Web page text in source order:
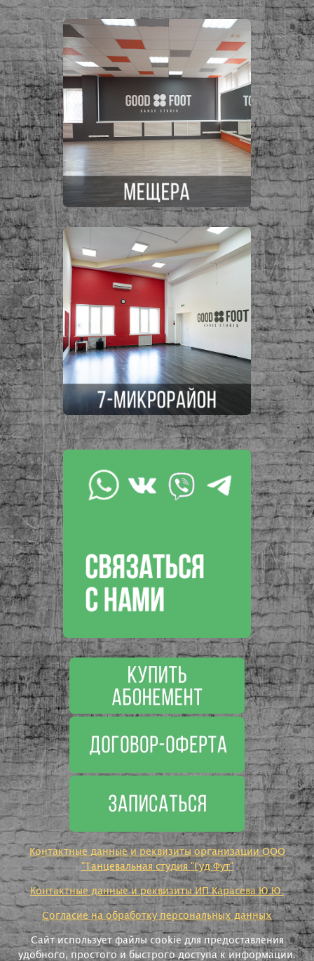
Контактные данные и реквизиты организации ООО
"Танцевальная студия "Гуд Фут"
Контактные данные и реквизиты ИП Карасева Ю.Ю.
Согласие на обработку персональных данных
Сайт использует файлы cookie для предоставления
удобного, простого и быстрого доступа к информации.